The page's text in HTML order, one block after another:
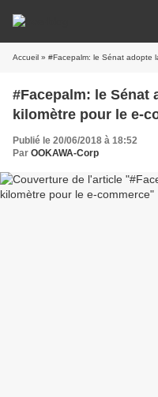
Accueil » #Facepalm: le Sénat adopte
#Facepalm: le Sénat
kilomètre pour le e-
Publié le 20/06/2018 à 18:52
Par OOKAWA-Corp